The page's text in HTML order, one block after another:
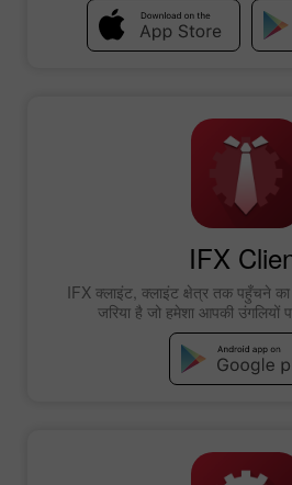
IFX
IFX क्लाइंट, क्लाइंट क्षेत्र तक पहुँचने
जरिया है जो हमेशा आपकी उंगलियों